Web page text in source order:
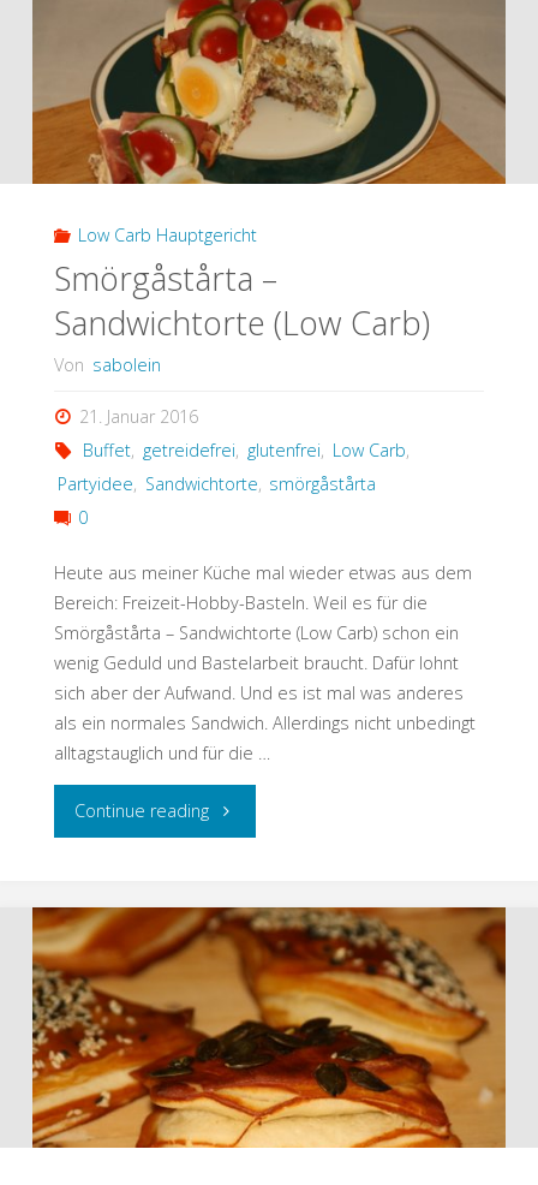
Low Carb Hauptgericht
Smörgåstårta –
Sandwichtorte (Low Carb)
Von sabolein
21. Januar 2016
Buffet, getreidefrei, glutenfrei, Low Carb,
Partyidee, Sandwichtorte, smörgåstårta
0
Heute aus meiner Küche mal wieder etwas aus dem
Bereich: Freizeit-Hobby-Basteln. Weil es für die
Smörgåstårta – Sandwichtorte (Low Carb) schon ein
wenig Geduld und Bastelarbeit braucht. Dafür lohnt
sich aber der Aufwand. Und es ist mal was anderes
als ein normales Sandwich. Allerdings nicht unbedingt
alltagstauglich und für die …
Continue reading"Smörgåstårta
Sandwichtorte
Carb)"